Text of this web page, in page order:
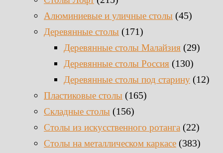
Алюминиевые и уличные столы (45)
Деревянные столы (171)
Деревянные столы Малайзия (29)
Деревянные столы Россия (130)
Деревянные столы под старину (12)
Пластиковые столы (165)
Складные столы (156)
Столы из искусственного ротанга (22)
Столы на металлическом каркасе (383)